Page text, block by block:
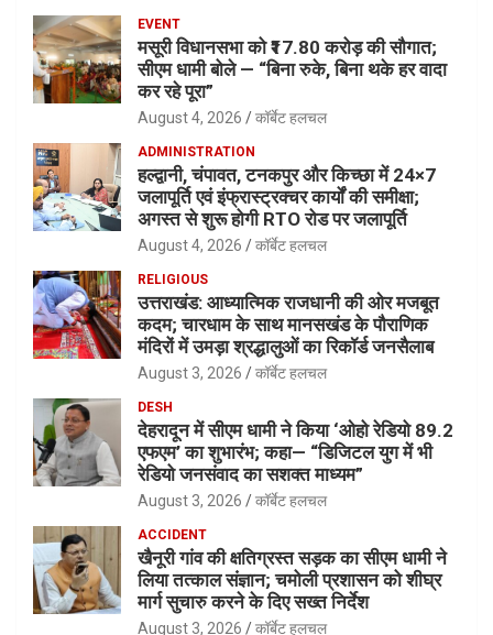
EVENT
मसूरी विधानसभा को ₹17.80 करोड़ की सौगात;
सीएम धामी बोले — “बिना रुके, बिना थके हर वादा
कर रहे पूरा”
August 4, 2026 कॉर्बेट हलचल
ADMINISTRATION
हल्द्वानी, चंपावत, टनकपुर और किच्छा में 24×7
जलापूर्ति एवं इंफ्रास्ट्रक्चर कार्यों की समीक्षा;
अगस्त से शुरू होगी RTO रोड पर जलापूर्ति
August 4, 2026 कॉर्बेट हलचल
RELIGIOUS
उत्तराखंड: आध्यात्मिक राजधानी की ओर मजबूत
कदम; चारधाम के साथ मानसखंड के पौराणिक
मंदिरों में उमड़ा श्रद्धालुओं का रिकॉर्ड जनसैलाब
August 3, 2026 कॉर्बेट हलचल
DESH
देहरादून में सीएम धामी ने किया ‘ओहो रेडियो 89.2
एफएम’ का शुभारंभ; कहा— “डिजिटल युग में भी
रेडियो जनसंवाद का सशक्त माध्यम”
August 3, 2026 कॉर्बेट हलचल
ACCIDENT
खैनूरी गांव की क्षतिग्रस्त सड़क का सीएम धामी ने
लिया तत्काल संज्ञान; चमोली प्रशासन को शीघ्र
मार्ग सुचारु करने के दिए सख्त निर्देश
August 3, 2026 कॉर्बेट हलचल